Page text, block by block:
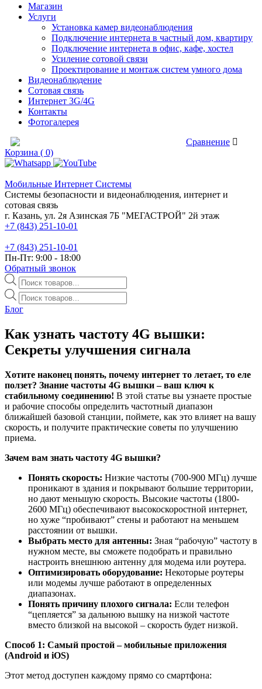
Магазин
Услуги
Установка камер видеонаблюдения
Подключение интернета в частный дом, квартиру
Подключение интернета в офис, кафе, хостел
Усиление сотовой связи
Проектирование и монтаж систем умного дома
Видеонаблюдение
Сотовая связь
Интернет 3G/4G
Контакты
Фотогалерея
Сравнение
Корзина ( 0)
Мобильные Интернет Системы
Системы безопасности и видеонаблюдения, интернет и
сотовая связь
г. Казань, ул. 2я Азинская 7Б "МЕГАСТРОЙ" 2й этаж
+7 (843) 251-10-01
+7 (843) 251-10-01
Пн-Пт: 9:00 - 18:00
Обратный звонок
Поиск
товаров
Поиск
товаров
Блог
Как узнать частоту 4G вышки:
Секреты улучшения сигнала
Хотите наконец понять, почему интернет то летает, то еле
ползет? Знание частоты 4G вышки – ваш ключ к
стабильному соединению! В этой статье вы узнаете простые
и рабочие способы определить частотный диапазон
ближайшей базовой станции, поймете, как это влияет на вашу
скорость, и получите практические советы по улучшению
приема.
Зачем вам знать частоту 4G вышки?
Понять скорость: Низкие частоты (700-900 МГц) лучше
проникают в здания и покрывают большие территории,
но дают меньшую скорость. Высокие частоты (1800-
2600 МГц) обеспечивают высокоскоростной интернет,
но хуже “пробивают” стены и работают на меньшем
расстоянии от вышки.
Выбрать место для антенны: Зная “рабочую” частоту в
нужном месте, вы сможете подобрать и правильно
настроить внешнюю антенну для модема или роутера.
Оптимизировать оборудование: Некоторые роутеры
или модемы лучше работают в определенных
диапазонах.
Понять причину плохого сигнала: Если телефон
“цепляется” за дальнюю вышку на низкой частоте
вместо близкой на высокой – скорость будет низкой.
Способ 1: Самый простой – мобильные приложения
(Android и iOS)
Этот метод доступен каждому прямо со смартфона: